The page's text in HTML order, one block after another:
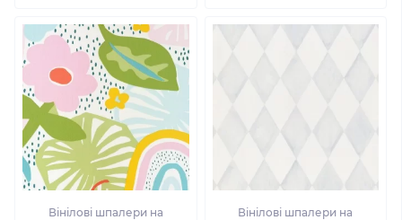
Вінілові шпалери на
Вінілові шпалери на